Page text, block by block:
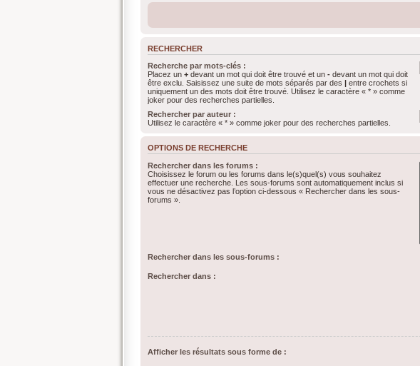
RECHERCHER
Recherche par mots-clés :
Placez un + devant un mot qui doit être trouvé et un - devant un mot qui doit
être exclu. Saisissez une suite de mots séparés par des | entre crochets si
uniquement un des mots doit être trouvé. Utilisez le caractère « * » comme
joker pour des recherches partielles.
Rechercher par auteur :
Utilisez le caractère « * » comme joker pour des recherches partielles.
OPTIONS DE RECHERCHE
Rechercher dans les forums :
Choisissez le forum ou les forums dans le(s)quel(s) vous souhaitez
effectuer une recherche. Les sous-forums sont automatiquement inclus si
vous ne désactivez pas l’option ci-dessous « Rechercher dans les sous-
forums ».
Rechercher dans les sous-forums :
Rechercher dans :
Afficher les résultats sous forme de :